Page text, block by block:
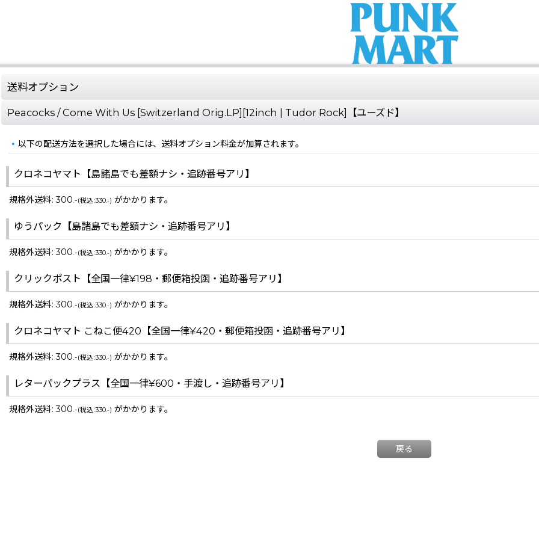
送料オプション
Peacocks / Come With Us [Switzerland Orig.LP][12inch | Tudor Rock]【ユーズド】
以下の配送方法を選択した場合には、送料オプション料金が加算されます。
クロネコヤマト【島諸島でも差額ナシ・追跡番号アリ】
規格外送料: 300.-(税込:330.-) がかかります。
ゆうパック【島諸島でも差額ナシ・追跡番号アリ】
規格外送料: 300.-(税込:330.-) がかかります。
クリックポスト【全国一律¥198・郵便箱投函・追跡番号アリ】
規格外送料: 300.-(税込:330.-) がかかります。
クロネコヤマト こねこ便420【全国一律¥420・郵便箱投函・追跡番号アリ】
規格外送料: 300.-(税込:330.-) がかかります。
レターパックプラス【全国一律¥600・手渡し・追跡番号アリ】
規格外送料: 300.-(税込:330.-) がかかります。
戻る